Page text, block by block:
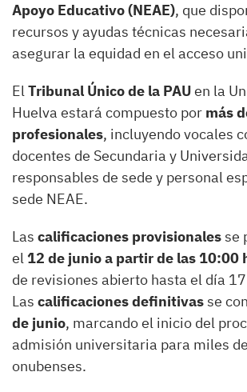
Apoyo Educativo (NEAE), que
recursos y ayudas técnicas
asegurar la equidad en el acceso
ElTribunal Único de la PAUen la
Huelva estará compuesto por más
profesionales, incluyendo vocales
docentes de Secundaria y
responsables de sede y personal
sede NEAE.
Las calificaciones provisionalesse
el 12 de junio a partir de las 10:00
de revisiones abierto hasta el día
Las calificaciones definitivasse
de junio, marcando el inicio del
admisión universitaria para miles
onubenses.